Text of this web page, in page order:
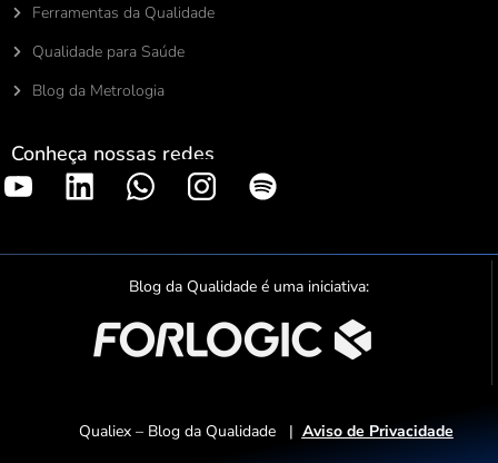
Ferramentas da Qualidade
Qualidade para Saúde
Blog da Metrologia
Conheça nossas redes
S
o
t
f
y
Blog da Qualidade é uma iniciativa:
Qualiex – Blog da Qualidade | Aviso de Privacidade